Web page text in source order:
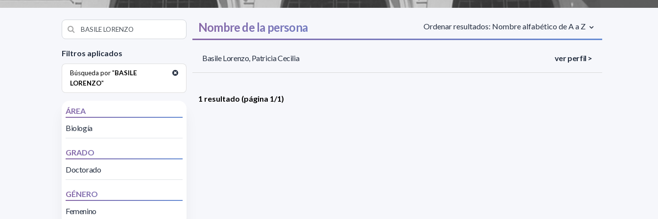
Filtros aplicados
Búsqueda por "BASILE
LORENZO"
ÁREA
Biología
GRADO
Doctorado
GÉNERO
Femenino
Nombre de la persona Ordenar resultados: Nombre alfabético de A a Z
Basile Lorenzo, Patricia Cecilia ver perfil >
1 resultado (página 1/1)